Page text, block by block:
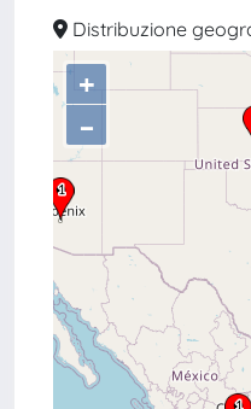
Distribuzione
+
–